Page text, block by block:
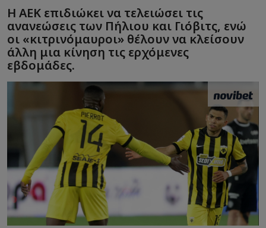
H ΑΕΚ επιδιώκει να τελειώσει τις
ανανεώσεις των Πήλιου και Γιόβιτς, ενώ
οι «κιτρινόμαυροι» θέλουν να κλείσουν
άλλη μια κίνηση τις ερχόμενες
εβδομάδες.